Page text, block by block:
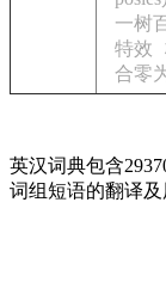
一树
特效
合零
英汉词典包含
词组短语的翻译及